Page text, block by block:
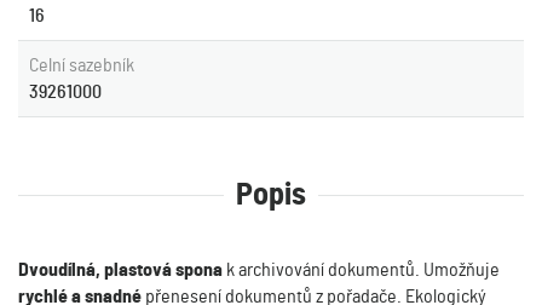
16
Celní sazebník
39261000
Popis
Dvoudílná, plastová spona k archivování dokumentů. Umožňuje
rychlé a snadné přenesení dokumentů z pořadače. Ekologický